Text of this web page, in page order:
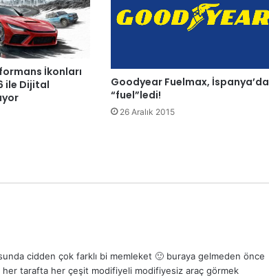
İkonları
ile Dijital
Goodyear Fuelmax, İspanya’da
“fuel”ledi!
26 Aralık 2015
cidden çok farklı bi memleket 🙂 buraya gelmeden önce
her tarafta her çeşit modifiyeli modifiyesiz araç görmek